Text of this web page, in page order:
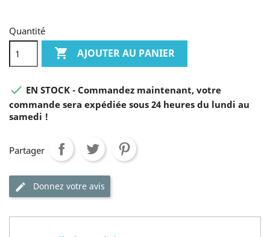
Quantité
 AJOUTER AU PANIER
 EN STOCK - Commandez maintenant, votre
commande sera expédiée sous 24 heures du lundi au
samedi !
Partager
Donnez votre avis